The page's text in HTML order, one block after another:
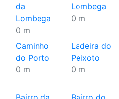
da
Lombega
0 m
Lombega
0 m
Caminho
do Porto
0 m
Ladeira do
Peixoto
0 m
Bairro da
Bairro do